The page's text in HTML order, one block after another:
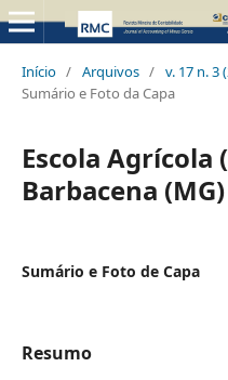
Início / Arquivos / v. 17 n. 3
Sumário e Foto da Capa
Escola Agrícola
Barbacena (MG)
Sumário e Foto de Capa
Resumo